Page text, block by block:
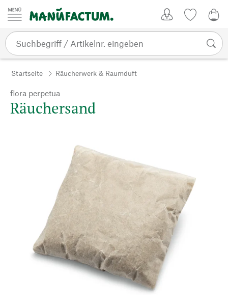
Zum Inhalt springen
Startseite Räucherwerk & Raumduft
flora perpetua
Räuchersand